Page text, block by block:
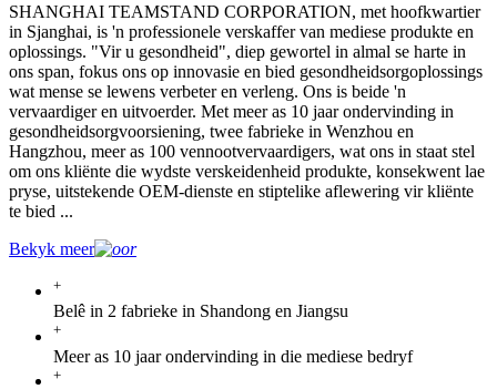
SHANGHAI TEAMSTAND CORPORATION, met hoofkwartier
in Sjanghai, is 'n professionele verskaffer van mediese produkte en
oplossings. "Vir u gesondheid", diep gewortel in almal se harte in
ons span, fokus ons op innovasie en bied gesondheidsorgoplossings
wat mense se lewens verbeter en verleng. Ons is beide 'n
vervaardiger en uitvoerder. Met meer as 10 jaar ondervinding in
gesondheidsorgvoorsiening, twee fabrieke in Wenzhou en
Hangzhou, meer as 100 vennootvervaardigers, wat ons in staat stel
om ons kliënte die wydste verskeidenheid produkte, konsekwent lae
pryse, uitstekende OEM-dienste en stiptelike aflewering vir kliënte
te bied ...
Bekyk meer
+
Belê in 2 fabrieke in Shandong en Jiangsu
+
Meer as 10 jaar ondervinding in die mediese bedryf
+